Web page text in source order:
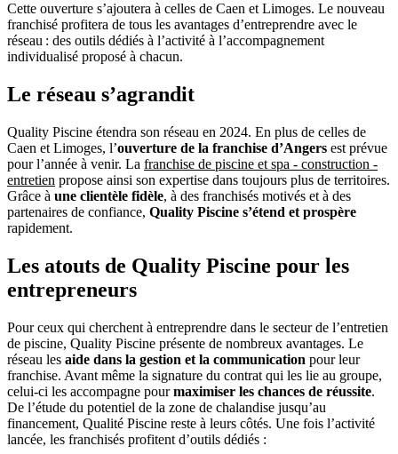
Cette ouverture s’ajoutera à celles de Caen et Limoges. Le nouveau
franchisé profitera de tous les avantages d’entreprendre avec le
réseau : des outils dédiés à l’activité à l’accompagnement
individualisé proposé à chacun.
Le réseau s’agrandit
Quality Piscine étendra son réseau en 2024. En plus de celles de
Caen et Limoges, l’ouverture de la franchise d’Angers est prévue
pour l’année à venir. La franchise de piscine et spa - construction -
entretien propose ainsi son expertise dans toujours plus de territoires.
Grâce à une clientèle fidèle, à des franchisés motivés et à des
partenaires de confiance, Quality Piscine s’étend et prospère
rapidement.
Les atouts de Quality Piscine pour les
entrepreneurs
Pour ceux qui cherchent à entreprendre dans le secteur de l’entretien
de piscine, Quality Piscine présente de nombreux avantages. Le
réseau les aide dans la gestion et la communication pour leur
franchise. Avant même la signature du contrat qui les lie au groupe,
celui-ci les accompagne pourmaximiser les chances de réussite.
De l’étude du potentiel de la zone de chalandise jusqu’au
financement, Qualité Piscine reste à leurs côtés. Une fois l’activité
lancée, les franchisés profitent d’outils dédiés :